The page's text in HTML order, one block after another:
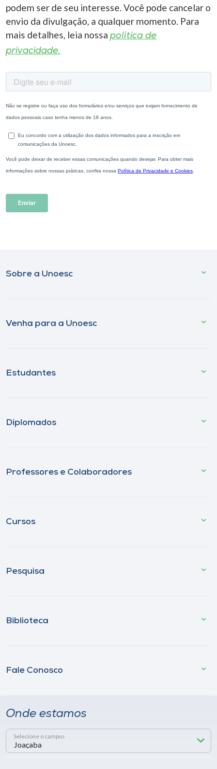
podem ser de seu interesse. Você pode cancelar o
envio da divulgação, a qualquer momento. Para
mais detalhes, leia nossa política de
privacidade.
Sobre a Unoesc
Venha para a Unoesc
Estudantes
Diplomados
Professores e Colaboradores
Cursos
Pesquisa
Biblioteca
Fale Conosco
Onde estamos
Selecione o campus